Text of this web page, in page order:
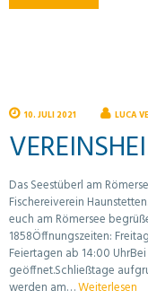
10. JULI 2021 LUCA
Das Seestüberl am
Fischereiverein
euch am Römersee
1858Öffnungszeiten:
Feiertagen ab 14:00
geöffnet.Schließtage
werden am…Weiterlesen